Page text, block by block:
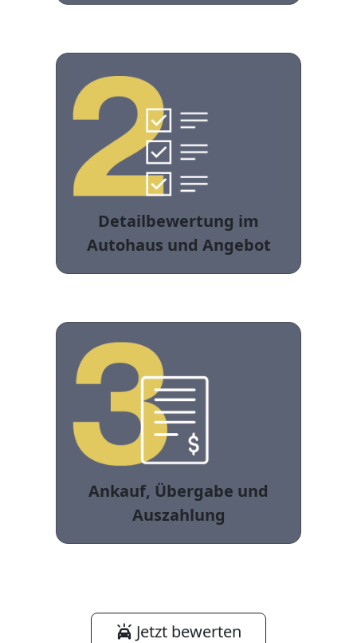
Detailbewertung im
Autohaus und Angebot
Ankauf, Übergabe und
Auszahlung
Jetzt bewerten